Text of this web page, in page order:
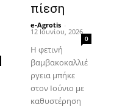
πίεση
e-Agrotis -
12 Ιουνίου, 2026
0
Η φετινή
βαμβακοκαλλιέ
ργεια μπήκε
στον Ιούνιο με
καθυστέρηση